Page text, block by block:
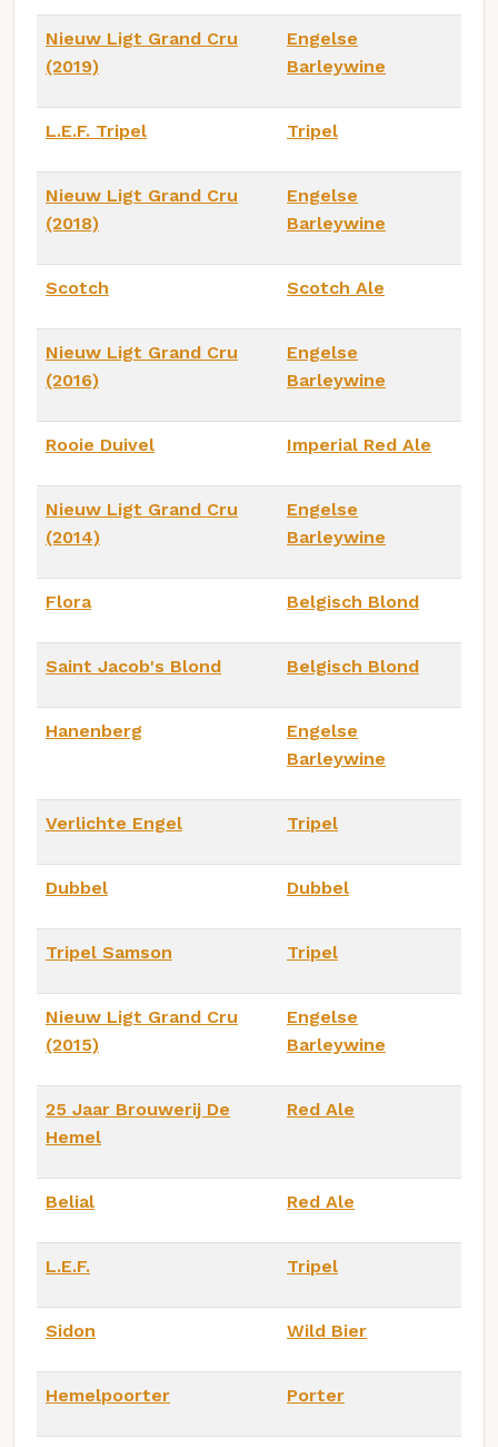
Nieuw Ligt Grand Cru
(2019)
Engelse
Barleywine
L.E.F. Tripel Tripel
Nieuw Ligt Grand Cru
(2018)
Engelse
Barleywine
Scotch Scotch Ale
Nieuw Ligt Grand Cru
(2016)
Engelse
Barleywine
Rooie Duivel Imperial Red Ale
Nieuw Ligt Grand Cru
(2014)
Engelse
Barleywine
Flora Belgisch Blond
Saint Jacob's Blond Belgisch Blond
Hanenberg
Engelse
Barleywine
Verlichte Engel Tripel
Dubbel Dubbel
Tripel Samson Tripel
Nieuw Ligt Grand Cru
(2015)
Engelse
Barleywine
25 Jaar Brouwerij De
Hemel
Red Ale
Belial Red Ale
L.E.F. Tripel
Sidon Wild Bier
Hemelpoorter Porter